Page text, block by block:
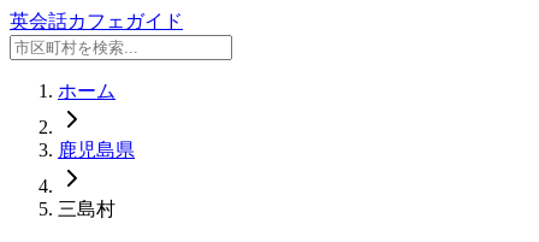
英会話カフェガイド
ホーム
鹿児島県
三島村